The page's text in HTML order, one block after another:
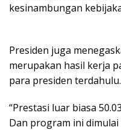
kesinambungan
Presiden juga
merupakan hasil kerja
para presiden terdahulu.
“Prestasi luar biasa
Dan program ini